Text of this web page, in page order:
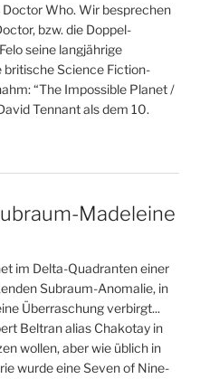
Doctor Who. Wir besprechen
bzw. die Doppel-
seine langjährige
britische Science Fiction-
“The Impossible Planet /
Tennant als dem 10.
Madeleine
im Delta-Quadranten einer
Subraum-Anomalie, in
Überraschung verbirgt...
Beltran alias Chakotay in
wollen, aber wie üblich in
wurde eine Seven of Nine-